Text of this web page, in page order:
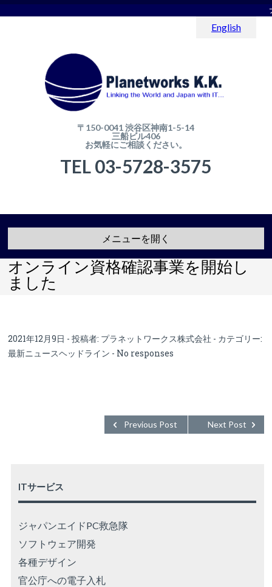
English
〒150-0041 渋谷区神南1-5-14
三船ビル406
お気軽にご相談ください。
TEL 03-5728-3575
メニューを開く
オンライン資格確認事業を開始し
ました
2021年12月9日 - 投稿者: プラネットワークス株式会社 - カテゴリー:
最新ニュースヘッドライン - No responses
Next Post
Previous Post
ITサービス
ジャパンエイドPC救急隊
ソフトウェア開発
各種デザイン
官公庁への電子入札